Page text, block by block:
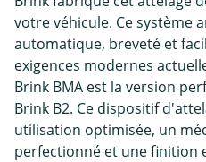
votre véhicule. Ce système
automatique, breveté et
exigences modernes
Brink BMA est la version
Brink B2. Ce dispositif
utilisation optimisée, un
perfectionné et une finition